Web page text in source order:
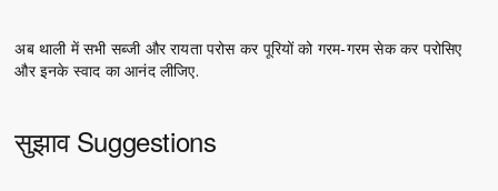
अब थाली में सभी सब्जी और रायता परोस कर पूरियों को गरम-गरम सेक कर परोसिए
और इनके स्वाद का आनंद लीजिए.
सुझाव Suggestions